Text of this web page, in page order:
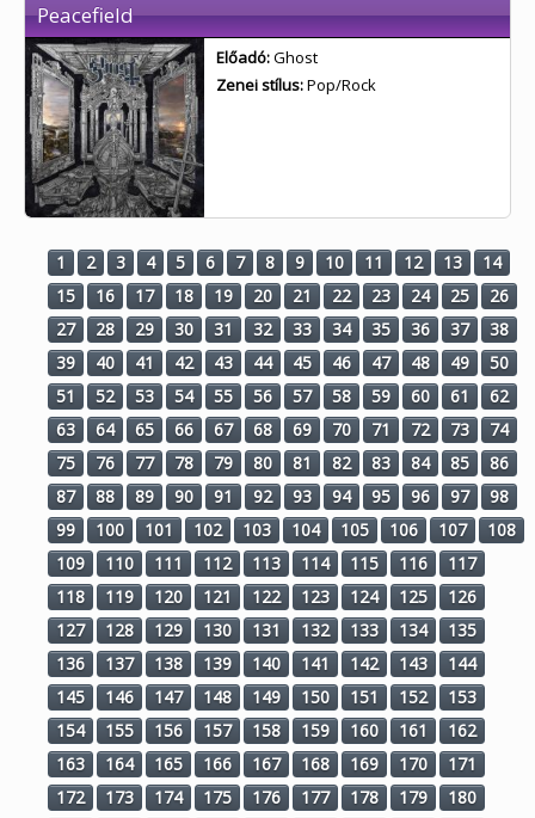
Peacefield
Előadó:Ghost
Zenei stílus:Pop/Rock
1 2 3 4 5 6 7 8 9 10 11 12 13
14
15
16 17 18 19 20 21 22 23 24 25
26
27
28 29 30 31 32 33 34 35 36 37
38
39
40 41 42 43 44 45 46 47 48 49
50
51
52 53 54 55 56 57 58 59 60 61
62
63
64 65 66 67 68 69 70 71 72 73
74
75
76 77 78 79 80 81 82 83 84 85
86
87
88 89 90 91 92 93 94 95 96 97
98
99
100 101 102 103 104 105 106 107
108
109
110 111 112 113 114 115 116
117
118
119 120 121 122 123 124 125
126
127
128 129 130 131 132 133 134
135
136
137 138 139 140 141 142 143
144
145
146 147 148 149 150 151 152
153
154
155 156 157 158 159 160 161
162
163
164 165 166 167 168 169 170
171
172
173 174 175 176 177 178 179
180